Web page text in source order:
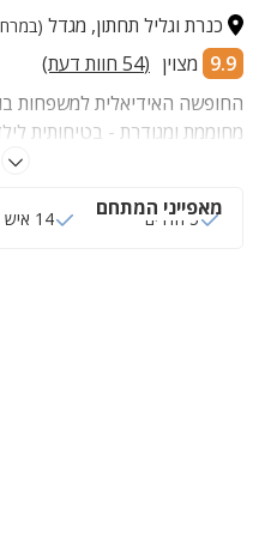
כנרת וגליל תחתון, מגדל (במרחק
9.9 מצוין (
54 חוות דעת)
החופשה האידיאלית למשפחות
מחוממת ומגודרת - בטיחותית
מאפייני המתחם
5 חדרים 14 איש